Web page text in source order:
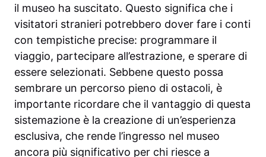
il museo ha suscitato. Questo significa che i
visitatori stranieri potrebbero dover fare i conti
con tempistiche precise: programmare il
viaggio, partecipare all’estrazione, e sperare di
essere selezionati. Sebbene questo possa
sembrare un percorso pieno di ostacoli, è
importante ricordare che il vantaggio di questa
sistemazione è la creazione di un’esperienza
esclusiva, che rende l’ingresso nel museo
ancora più significativo per chi riesce a